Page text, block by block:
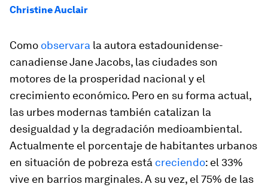
Christine Auclair
Como observara la autora estadounidense-
canadiense Jane Jacobs, las ciudades son
motores de la prosperidad nacional y el
crecimiento económico. Pero en su forma actual,
las urbes modernas también catalizan la
desigualdad y la degradación medioambiental.
Actualmente el porcentaje de habitantes urbanos
en situación de pobreza está creciendo: el 33%
vive en barrios marginales. A su vez, el 75% de las